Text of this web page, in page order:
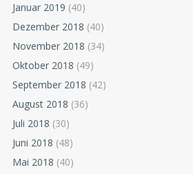
Januar 2019 (40)
Dezember 2018 (40)
November 2018 (34)
Oktober 2018 (49)
September 2018 (42)
August 2018 (36)
Juli 2018 (30)
Juni 2018 (48)
Mai 2018 (40)